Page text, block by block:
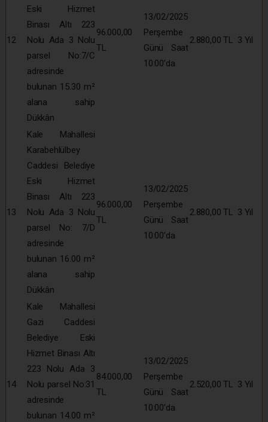
12
Eski Hizmet
Binası Altı 223
Nolu Ada 3 Nolu
parsel No:7/C
adresinde
bulunan 15.30 m²
alana sahip
Dükkân
96.000,00
TL
13/02/2025
Perşembe
Günü Saat
10:00’da
2.880,00 TL 3 Yıl
13
Kale Mahallesi
Karabehlülbey
Caddesi Belediye
Eski Hizmet
Binası Altı 223
Nolu Ada 3 Nolu
parsel No: 7/D
adresinde
bulunan 16.00 m²
alana sahip
Dükkân
96.000,00
TL
13/02/2025
Perşembe
Günü Saat
10:00’da
2.880,00 TL 3 Yıl
14
Kale Mahallesi
Gazi Caddesi
Belediye Eski
Hizmet Binası Altı
223 Nolu Ada 3
Nolu parsel No:31
adresinde
bulunan 14.00 m²
84.000,00
TL
13/02/2025
Perşembe
Günü Saat
10:00’da
2.520,00 TL 3 Yıl